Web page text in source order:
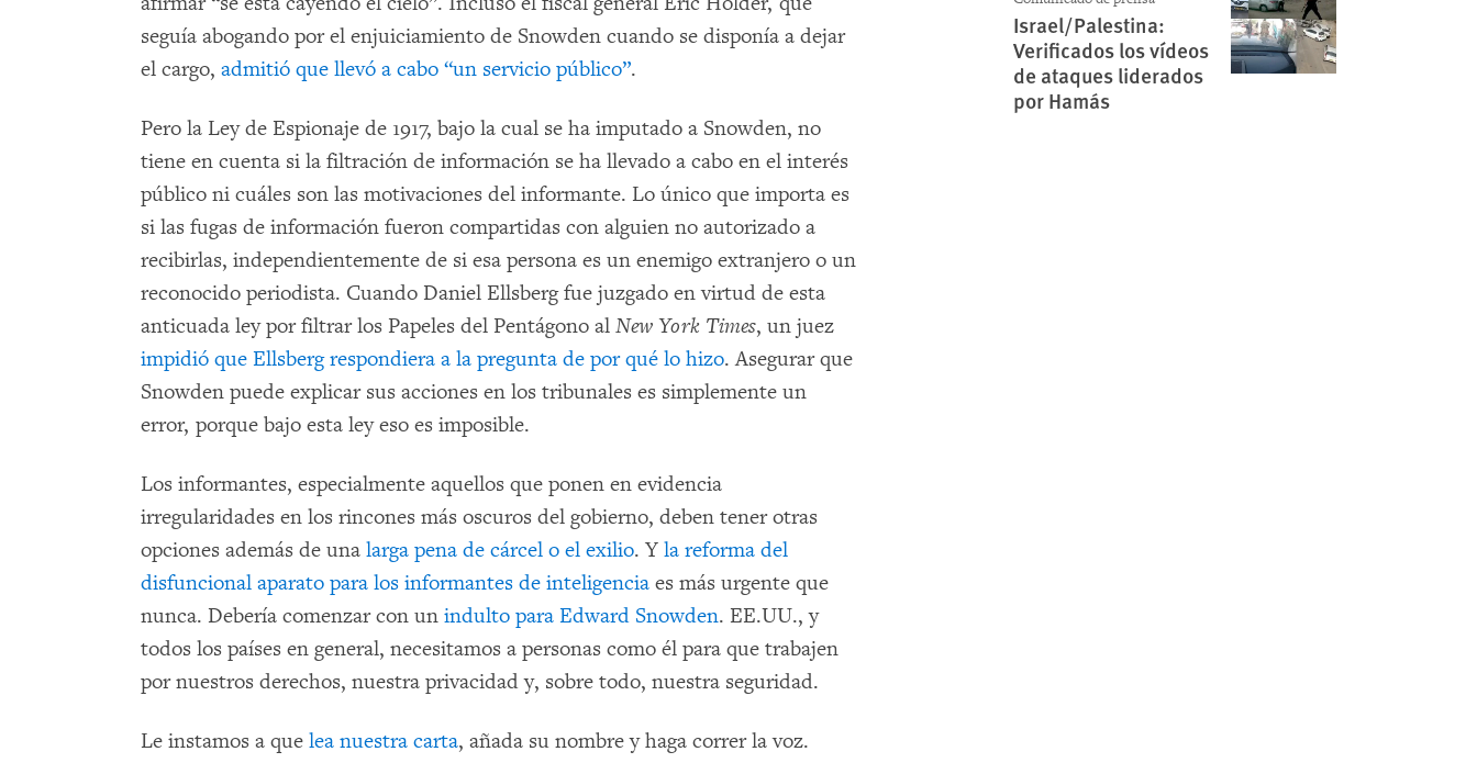
seguía abogando por el enjuiciamiento de Snowden cuando se disponía a dejar
el cargo, admitió que llevó a cabo “un servicio público”.
Pero la Ley de Espionaje de 1917, bajo la cual se ha imputado a Snowden, no
tiene en cuenta si la filtración de información se ha llevado a cabo en el interés
público ni cuáles son las motivaciones del informante. Lo único que importa es
si las fugas de información fueron compartidas con alguien no autorizado a
recibirlas, independientemente de si esa persona es un enemigo extranjero o un
reconocido periodista. Cuando Daniel Ellsberg fue juzgado en virtud de esta
anticuada ley por filtrar los Papeles del Pentágono al New York Times, un juez
impidió que Ellsberg respondiera a la pregunta de por qué lo hizo. Asegurar que
Snowden puede explicar sus acciones en los tribunales es simplemente un
error, porque bajo esta ley eso es imposible.
Los informantes, especialmente aquellos que ponen en evidencia
irregularidades en los rincones más oscuros del gobierno, deben tener otras
opciones además de una larga pena de cárcel o el exilio. Y la reforma del
disfuncional aparato para los informantes de inteligencia es más urgente que
nunca. Debería comenzar con un indulto para Edward Snowden. EE.UU., y
todos los países en general, necesitamos a personas como él para que trabajen
por nuestros derechos, nuestra privacidad y, sobre todo, nuestra seguridad.
Le instamos a que lea nuestra carta, añada su nombre y haga correr la voz.
Israel/Palestina:
Verificados los vídeos
de ataques liderados
por Hamás